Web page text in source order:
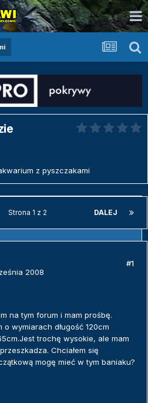
z pyszczakami
DALEJ
Strona 1 z 2
2008
#1
na tym forum i mam prośbę.
o wymiarach długość 120cm
trochę wysokie, ale mam
Chciałem się
mogę mieć w tym baniaku?